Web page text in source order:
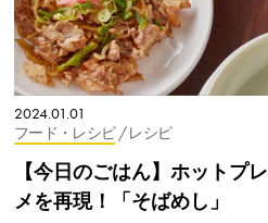
2024.01.01
フード・レシピ / レシピ
【今日のごはん】ホットプ
メを再現！「そばめし」